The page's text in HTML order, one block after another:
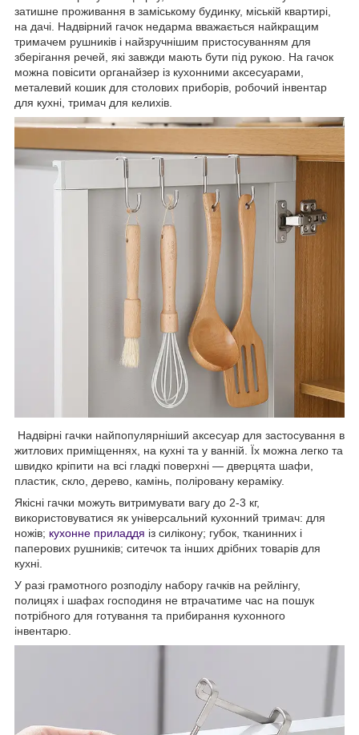
затишне проживання в заміському будинку, міській квартирі,
на дачі. Надвірний гачок недарма вважається найкращим
тримачем рушників і найзручнішим пристосуванням для
зберігання речей, які завжди мають бути під рукою. На гачок
можна повісити органайзер із кухонними аксесуарами,
металевий кошик для столових приборів, робочий інвентар
для кухні, тримач для келихів.
Надвірні гачки найпопулярніший аксесуар для застосування в
житлових приміщеннях, на кухні та у ванній. Їх можна легко та
швидко кріпити на всі гладкі поверхні — дверцята шафи,
пластик, скло, дерево, камінь, поліровану кераміку.
Якісні гачки можуть витримувати вагу до 2-3 кг,
використовуватися як універсальний кухонний тримач: для
ножів; кухонне приладдя із силікону; губок, тканинних і
паперових рушників; ситечок та інших дрібних товарів для
кухні.
У разі грамотного розподілу набору гачків на рейлінгу,
полицях і шафах господиня не втрачатиме час на пошук
потрібного для готування та прибирання кухонного
інвентарю.